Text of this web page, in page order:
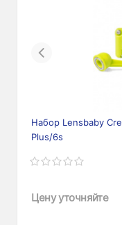
Previous
Набор Lensbaby
Plus/6s
Цену уточняйте